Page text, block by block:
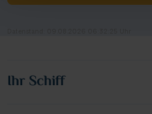
Ihr Schiff